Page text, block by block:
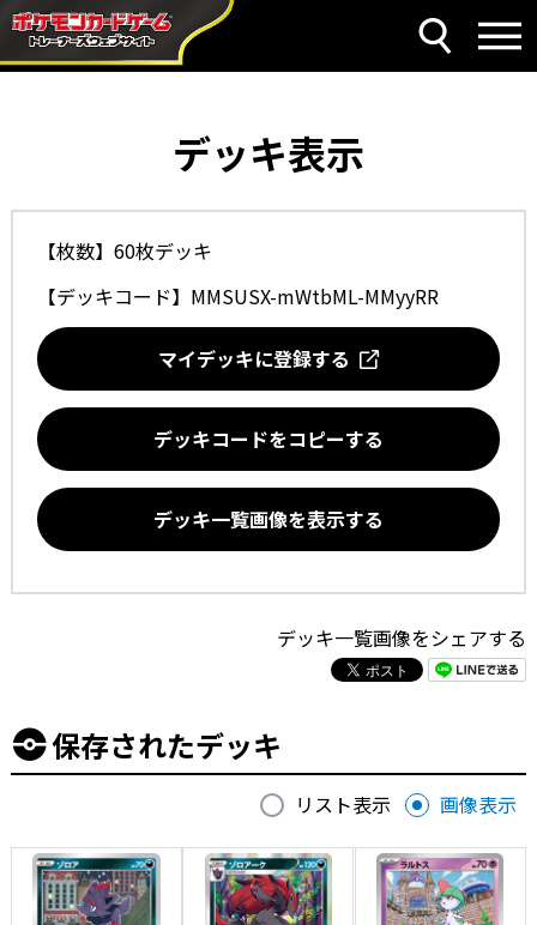
デッキ表示
【枚数】60枚デッキ
【デッキコード】 MMSUSX-mWtbML-MMyyRR
マイデッキに登録する
デッキコードをコピーする
デッキ一覧画像を表示する
デッキ一覧画像をシェアする
保存されたデッキ
リスト表示 画像表示